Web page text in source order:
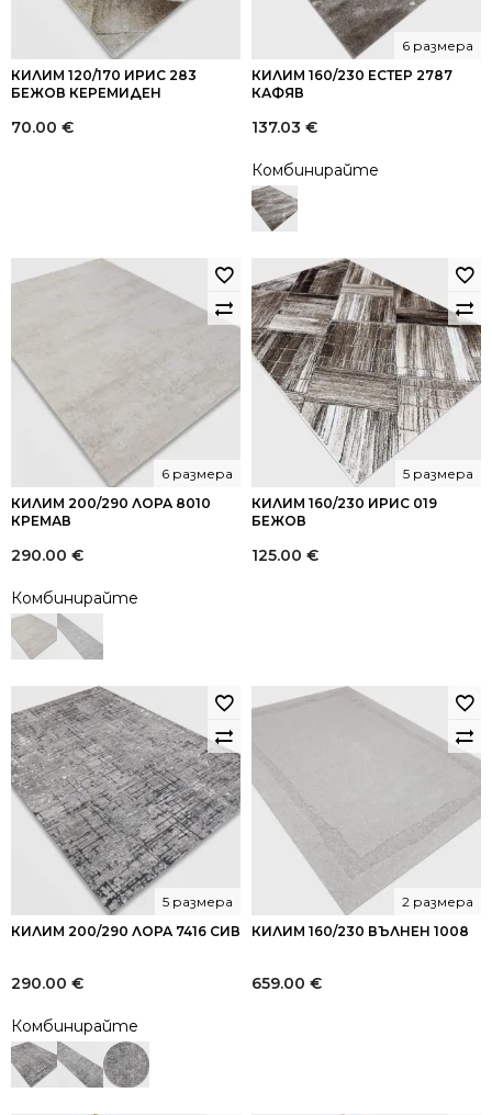
КИЛИМ 120/170 ИРИС 283
БЕЖОВ КЕРЕМИДЕН
70.00 €
КИЛИМ 160/230 ЕСТЕР 2787
КАФЯВ
6 размера
137.03 €
Комбинирайте
КИЛИМ 200/290 ЛОРА 8010
КРЕМАВ
6 размера
290.00 €
Комбинирайте
КИЛИМ 160/230 ИРИС 019
БЕЖОВ
5 размера
125.00 €
КИЛИМ 200/290 ЛОРА 7416 СИВ
5 размера
290.00 €
Комбинирайте
КИЛИМ 160/230 ВЪЛНЕН 1008
2 размера
659.00 €